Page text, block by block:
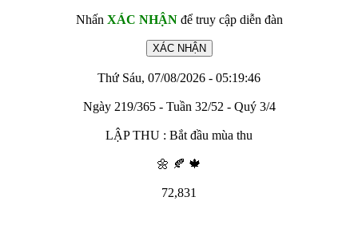
Nhấn XÁC NHẬNđể truy cập diễn đàn
Thứ Sáu, 07/08/2026 - 05:19:46
Ngày 219/365 - Tuần 32/52 - Quý 3/4
LẬP THU : Bắt đầu mùa thu
🌼 🍂 🍁
72,831